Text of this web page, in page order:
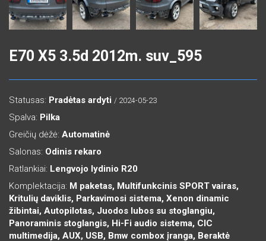
E70 X5 3.5d 2012m. suv_595
Statusas: Pradėtas ardyti / 2024-05-23
Spalva: Pilka
Greičių dėžė: Automatinė
Salonas: Odinis rekaro
Ratlankiai: Lengvojo lydinio R20
Komplektacija: M paketas, Multifunkcinis SPORT vairas,
Kritulių daviklis, Parkavimosi sistema, Xenon dinamic
žibintai, Autopilotas, Juodos lubos su stoglangiu,
Panoraminis stoglangis, Hi-Fi audio sistema, CIC
multimedija, AUX, USB, Bmw combox įranga, Beraktė